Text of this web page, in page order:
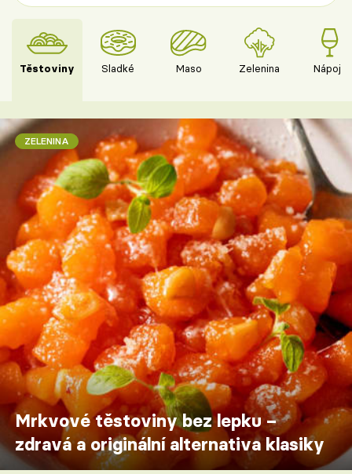
Těstoviny Sladké Maso Zelenina Nápoje
ZELENINA
Mrkvové těstoviny bez lepku –
zdravá a originální alternativa klasiky